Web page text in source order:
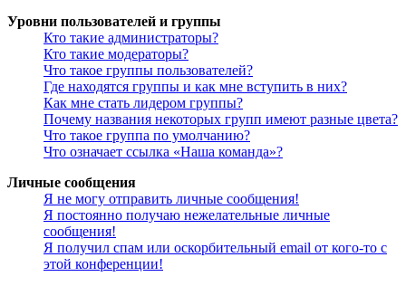
Уровни пользователей и группы
Кто такие администраторы?
Кто такие модераторы?
Что такое группы пользователей?
Где находятся группы и как мне вступить в них?
Как мне стать лидером группы?
Почему названия некоторых групп имеют разные цвета?
Что такое группа по умолчанию?
Что означает ссылка «Наша команда»?
Личные сообщения
Я не могу отправить личные сообщения!
Я постоянно получаю нежелательные личные
сообщения!
Я получил спам или оскорбительный email от кого-то с
этой конференции!